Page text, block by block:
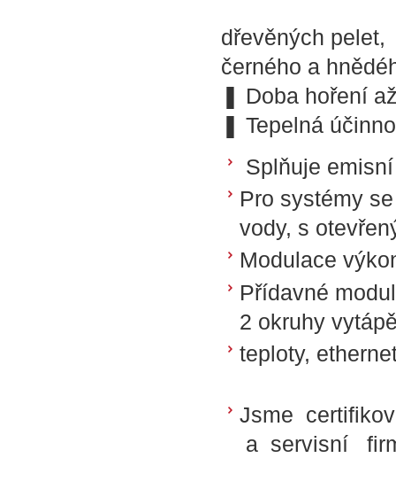
dřevěných pelet,
černého a
❚ Doba hoření
❚ Tepelná
Splňuje
Pro systémy
vody, s
Modulace
Přídavné
2 okruhy
teploty,
Jsme
a servisní